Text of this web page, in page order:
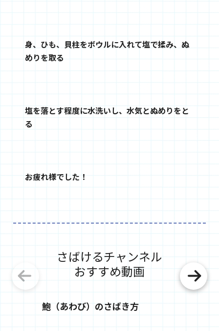
身、ひも、貝柱をボウルに入れて塩で揉み、ぬ
めりを取る
塩を落とす程度に水洗いし、水気とぬめりをと
る
お疲れ様でした！
さばけるチャンネル
おすすめ動画
鮑（あわび）のさばき方